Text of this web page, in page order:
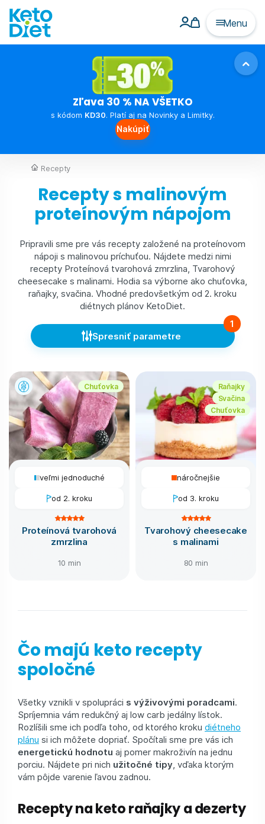
Menu
Zľava 30 % NA VŠETKO
s kódom KD30. Platí aj na Novinky a Limitky.
Nakúpiť
Recepty
Recepty s malinovým
proteínovým nápojom
Pripravili sme pre vás recepty založené na proteínovom
nápoji s malinovou príchuťou. Nájdete medzi nimi
recepty Proteínová tvarohová zmrzlina, Tvarohový
cheesecake s malinami. Hodia sa výborne ako chuťovka,
raňajky, svačina. Vhodné predovšetkým od 2. kroku
diétnych plánov KetoDiet.
Spresniť parametre
1
Chuťovka
veľmi jednoduché
od 2. kroku
Proteínová tvarohová
zmrzlina
10 min
Raňajky
Svačina
Chuťovka
náročnejšie
od 3. kroku
Tvarohový cheesecake
s malinami
80 min
Čo majú keto recepty
spoločné
Všetky vznikli v spolupráci s výživovými poradcami.
Spríjemnia vám redukčný aj low carb jedálny lístok.
Rozlíšili sme ich podľa toho, od ktorého kroku diétneho
plánu si ich môžete dopriať. Spočítali sme pre vás ich
energetickú hodnotu aj pomer makroživín na jednu
porciu. Nájdete pri nich užitočné tipy, vďaka ktorým
vám pôjde varenie ľavou zadnou.
Recepty na keto raňajky a dezerty